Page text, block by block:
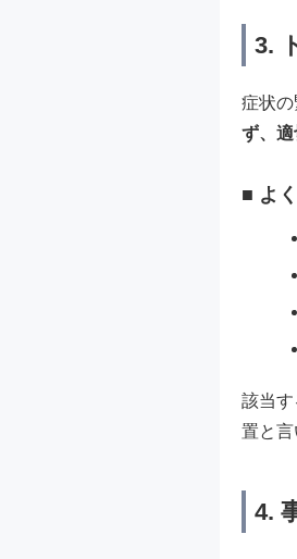
3.
症状
ず、
■ よ
該当
置と
4.